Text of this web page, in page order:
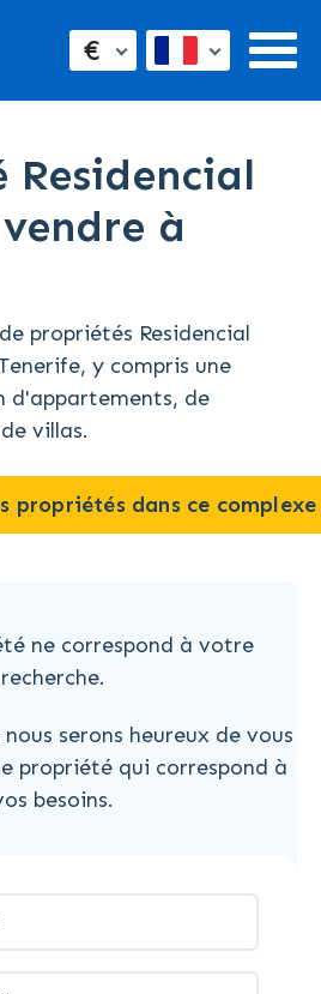
€
à
propriétés Residencial
y compris une
d'appartements, de
villas.
propriétés dans ce complexe
ne correspond à votre
recherche.
serons heureux de vous
propriété qui correspond à
besoins.